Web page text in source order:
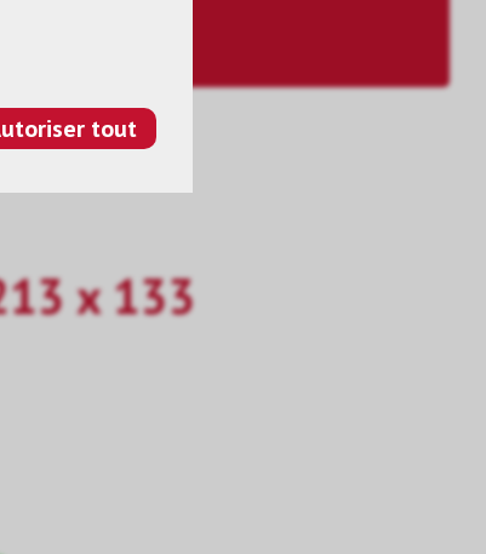
x 133
tout